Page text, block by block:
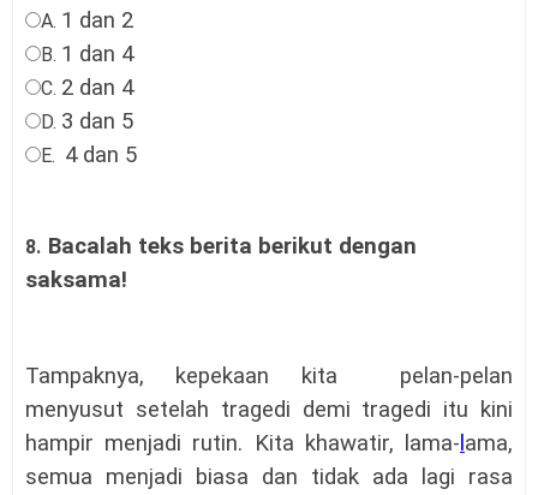
A. 1 dan 2
B. 1 dan 4
C. 2 dan 4
D. 3 dan 5
E. 4 dan 5
8. Bacalah teks berita berikut dengan
saksama!
Tampaknya, kepekaan kita pelan-pelan
menyusut setelah tragedi demi tragedi itu kini
hampir menjadi rutin. Kita khawatir, lama-lama,
semua menjadi biasa dan tidak ada lagi rasa